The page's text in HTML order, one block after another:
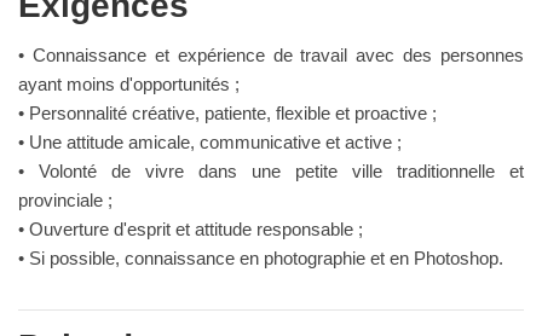
• Connaissance et expérience de travail avec des personnes
ayant moins d'opportunités ;
• Personnalité créative, patiente, flexible et proactive ;
• Une attitude amicale, communicative et active ;
• Volonté de vivre dans une petite ville traditionnelle et
provinciale ;
• Ouverture d'esprit et attitude responsable ;
• Si possible, connaissance en photographie et en Photoshop.